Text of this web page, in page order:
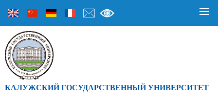
КАЛУЖСКИЙ ГОСУДАРСТВЕННЫЙ УНИВЕРСИТЕТ